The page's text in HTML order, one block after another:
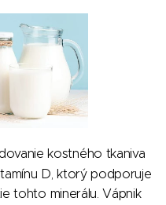
kostného tkaniva
D, ktorý podporuje
tohto minerálu. Vápnik